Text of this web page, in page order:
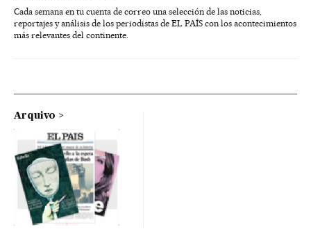
Cada semana en tu cuenta de correo una selección de las noticias,
reportajes y análisis de los periodistas de EL PAÍS con los acontecimientos
más relevantes del continente.
Arquivo